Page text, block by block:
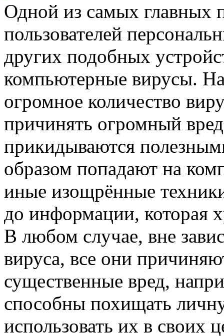
Одной из самых главных
пользователей
других подобных
компьютерные вирусы.
огромное количество
причинять огромный
прикидываются
образом попадают на
иные изощрённые
до информации, которая
В любом случае, вне
вируса, все они
существенные вред,
способны похищать
использовать их в своих